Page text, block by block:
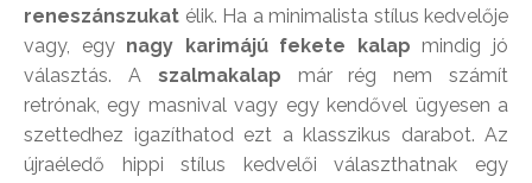
reneszánszukat élik. Ha a minimalista stílus kedvelője
vagy, egynagy karimájú fekete kalap mindig jó
választás. A szalmakalap már rég nem számít
retrónak, egy masnival vagy egy kendővel ügyesen a
szettedhez igazíthatod ezt a klasszikus darabot. Az
újraéledő hippi stílus kedvelői választhatnak egy